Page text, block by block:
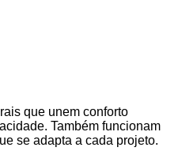
que unem conforto
Também funcionam
se adapta a cada projeto.